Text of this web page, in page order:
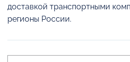
доставкой транспортными
регионы России.